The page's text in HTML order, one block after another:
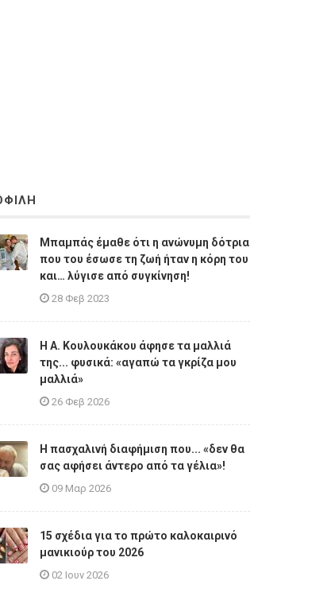
Μπαμπάς έμαθε ότι η ανώνυμη δότρια
που του έσωσε τη ζωή ήταν η κόρη του
και… λύγισε από συγκίνηση!
28 Φεβ 2023
Η A. Κουλουκάκου άφησε τα μαλλιά
της... φυσικά: «αγαπώ τα γκρίζα μου
μαλλιά»
26 Φεβ 2026
Η πασχαλινή διαφήμιση που... «δεν θα
σας αφήσει άντερο από τα γέλια»!
09 Μαρ 2026
15 σχέδια για το πρώτο καλοκαιρινό
μανικιούρ του 2026
02 Ιουν 2026